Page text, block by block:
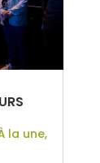
la une,